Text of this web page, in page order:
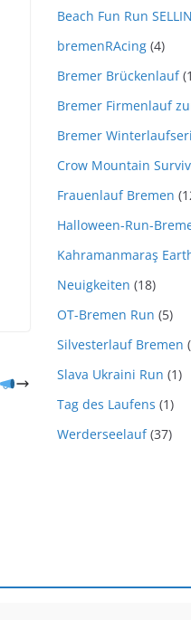
Beach Fun Run SELLIN
bremenRAcing (4)
Bremer Brückenlauf
Bremer Firmenlauf
Bremer
Crow Mountain
Frauenlauf Bremen
Halloween-Run-
Kahramanmaraş
Neuigkeiten (18)
OT-Bremen Run (5)
Silvesterlauf Bremen
Slava Ukraini Run (1)
Tag des Laufens (1)
Werderseelauf(37)